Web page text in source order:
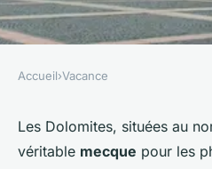
Quels sont les
pour la
Accueil›Vacance
Les Dolomites, situées au
véritable mecque pour les